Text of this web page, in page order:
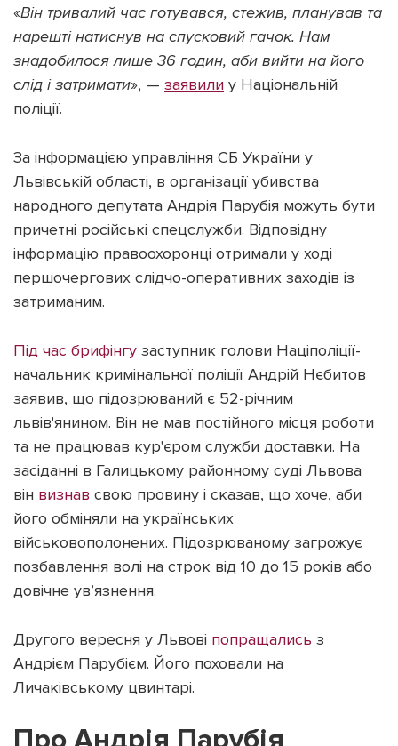
«Він тривалий час готувався, стежив, планував та
нарешті натиснув на спусковий гачок. Нам
знадобилося лише 36 годин, аби вийти на його
слід і затримати», — заявили у Національній
поліції.
За інформацією управління СБ України у
Львівській області, в організації убивства
народного депутата Андрія Парубія можуть бути
причетні російські спецслужби. Відповідну
інформацію правоохоронці отримали у ході
першочергових слідчо-оперативних заходів із
затриманим.
Під час брифінгу заступник голови Націполіції-
начальник кримінальної поліції Андрій Нєбитов
заявив, що підозрюваний є 52-річним
львів'янином. Він не мав постійного місця роботи
та не працював кур'єром служби доставки. На
засіданні в Галицькому районному суді Львова
він визнав свою провину і сказав, що хоче, аби
його обміняли на українських
військовополонених. Підозрюваному загрожує
позбавлення волі на строк від 10 до 15 років або
довічне ув’язнення.
Другого вересня у Львові попращались з
Андрієм Парубієм. Його поховали на
Личаківському цвинтарі.